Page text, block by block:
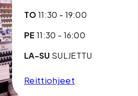
TO11:30 - 19:00
PE 11:30 - 16:00
LA-SU SULJETTU
Reittiohjeet